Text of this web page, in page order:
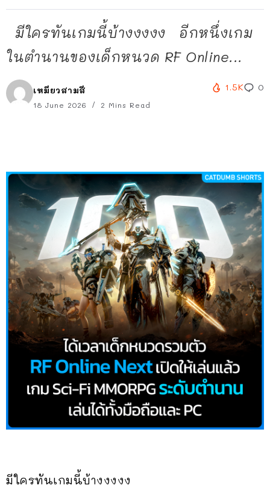
มีใครทันเกมนี้บ้างงงงง อีกหนึ่งเกม
ในตำนานของเด็กหนวด RF Online...
เหมียวสามสี
18 June 2026 2 Mins Read
1.5K 0
มีใครทันเกมนี้บ้างงงงง